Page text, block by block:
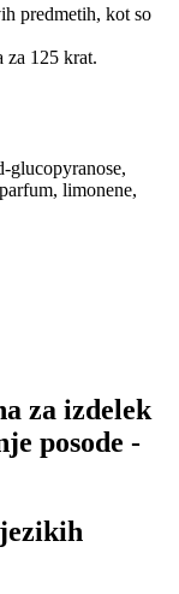
predmetih, kot so
za 125 krat.
glucopyranose,
limonene,
za izdelek
posode -